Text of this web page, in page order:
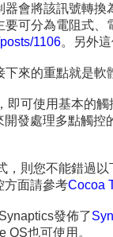
會將該訊號轉
可分為電阻式
1106。另外
來的重點就是
即可使用基本的
發處理多點觸
，則您不能錯過以
方面請參考Cocoa
發佈了
OS也可使用。